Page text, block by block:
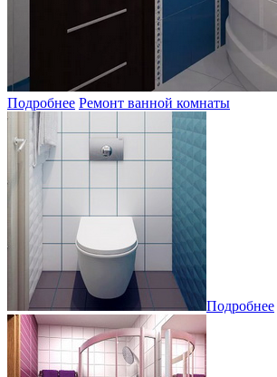
Подробнее Ремонт ванной комнаты
Подробнее